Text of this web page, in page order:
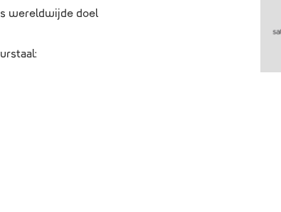
wereldwijde doel